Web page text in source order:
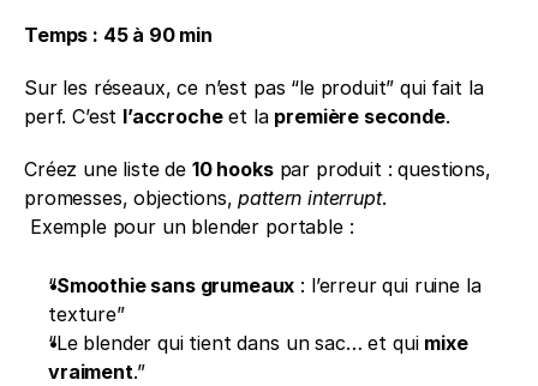
Temps : 45 à 90 min
Sur les réseaux, ce n’est pas “le produit” qui fait la
perf. C’est l’accroche et la première seconde.
Créez une liste de 10 hooks par produit : questions,
promesses, objections, pattern interrupt.
Exemple pour un blender portable :
“Smoothie sans grumeaux : l’erreur qui ruine la
texture”
“Le blender qui tient dans un sac… et qui mixe
vraiment.”